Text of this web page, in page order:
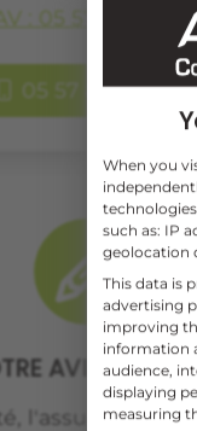
: 05 57 79 04 98
05 57 84 02 02
AVIS
l'assurance de
When you
such as: IP
geolocation
This data is
advertising
improving
information
audience,
displaying
measuring